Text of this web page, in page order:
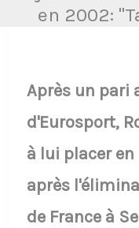
en 2002:
Après un pari
d'Eurosport,
à lui placer
après
de France à